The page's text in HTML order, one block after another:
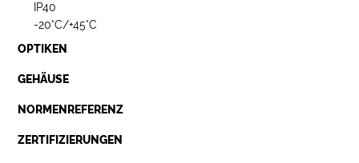
IP40
-20°C/+45°C
OPTIKEN
GEHÄUSE
NORMENREFERENZ
ZERTIFIZIERUNGEN